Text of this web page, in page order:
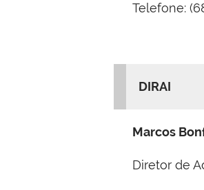
Telefone:
DIRAI
Marcos
Diretor de